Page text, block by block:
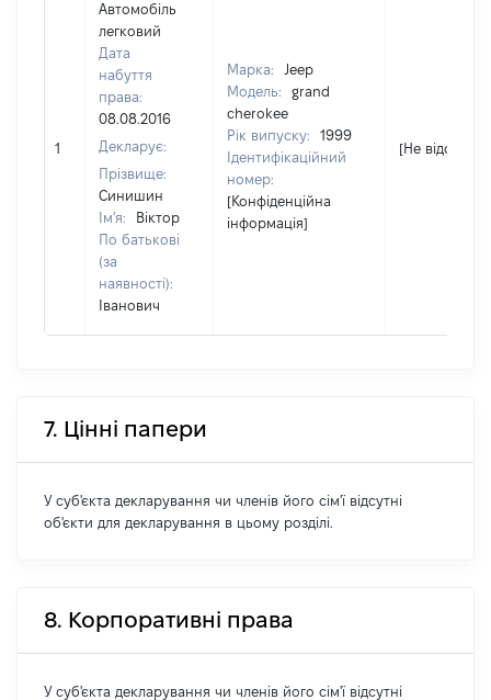
1
Автомобіль
легковий
Дата
набуття
права:
08.08.2016
Декларує:
Прізвище:
Синишин
Ім'я:
Віктор
По батькові
(за
наявності):
Іванович
Марка:
Jeep
Модель:
grand
cherokee
Рік випуску:
1999
Ідентифікаційний
номер:
[Конфіденційна
інформація]
[Не відомо]
7. Цінні папери
У суб'єкта декларування чи членів його сім'ї відсутні
об'єкти для декларування в цьому розділі.
8. Корпоративні права
У суб'єкта декларування чи членів його сім'ї відсутні